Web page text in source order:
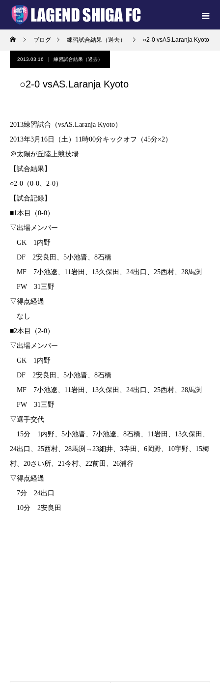
ブログ 練習試合結果（過去） ○2-0 vsAS.Laranja Kyoto
2013.03.16 練習試合結果（過去）
○2-0 vsAS.Laranja Kyoto
2013練習試合（vsAS.Laranja Kyoto）
2013年3月16日（土）11時00分キックオフ（45分×2）
＠太陽が丘陸上競技場
【試合結果】
○2-0（0-0、2-0）
【試合記録】
■1本目（0-0）
▽出場メンバー
GK 1内野
DF 2安良田、5小池晋、8石橋
MF 7小池遼、11岩田、13久保田、24出口、25西村、28馬渕
FW 31三野
▽得点経過
なし
■2本目（2-0）
▽出場メンバー
GK 1内野
DF 2安良田、5小池晋、8石橋
MF 7小池遼、11岩田、13久保田、24出口、25西村、28馬渕
FW 31三野
▽選手交代
15分 1内野、5小池晋、7小池遼、8石橋、11岩田、13久保田、
24出口、25西村、28馬渕→23細井、3寺田、6岡野、10宇野、15梅
村、20さい所、21今村、22前田、26浦谷
▽得点経過
7分 24出口
10分 2安良田